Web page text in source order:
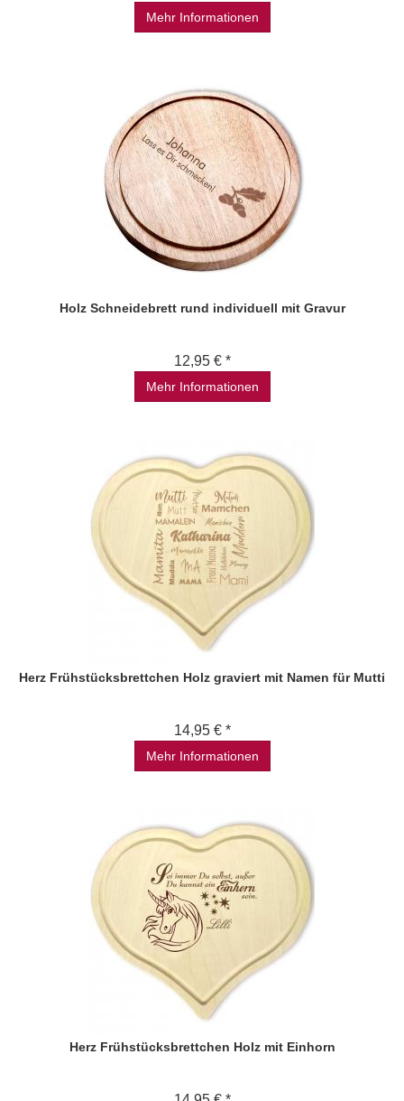
Mehr Informationen
Holz Schneidebrett rund individuell mit Gravur
12,95 € *
Mehr Informationen
Herz Frühstücksbrettchen Holz graviert mit Namen für Mutti
14,95 € *
Mehr Informationen
Herz Frühstücksbrettchen Holz mit Einhorn